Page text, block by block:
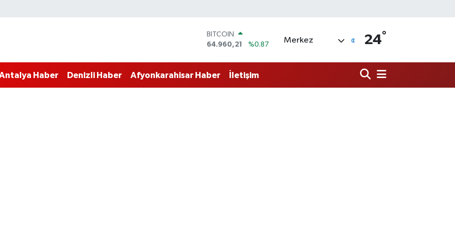
DOLAR
47,7436
%0.18
STERLİN
Merkez 24°
Haber Denizli Haber Afyonkarahisar Haber İletişim